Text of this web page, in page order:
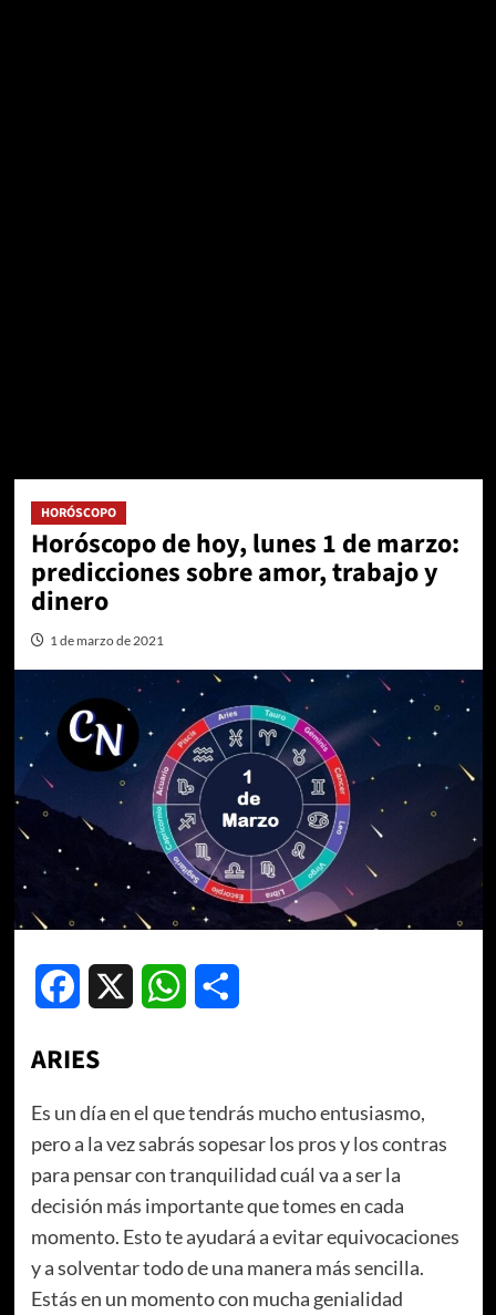
HORÓSCOPO
Horóscopo de hoy, lunes 1 de marzo:
predicciones sobre amor, trabajo y
dinero
1 de marzo de 2021
Facebook WhatsApp
ARIES
Es un día en el que tendrás mucho entusiasmo,
pero a la vez sabrás sopesar los pros y los contras
para pensar con tranquilidad cuál va a ser la
decisión más importante que tomes en cada
momento. Esto te ayudará a evitar equivocaciones
y a solventar todo de una manera más sencilla.
Estás en un momento con mucha genialidad